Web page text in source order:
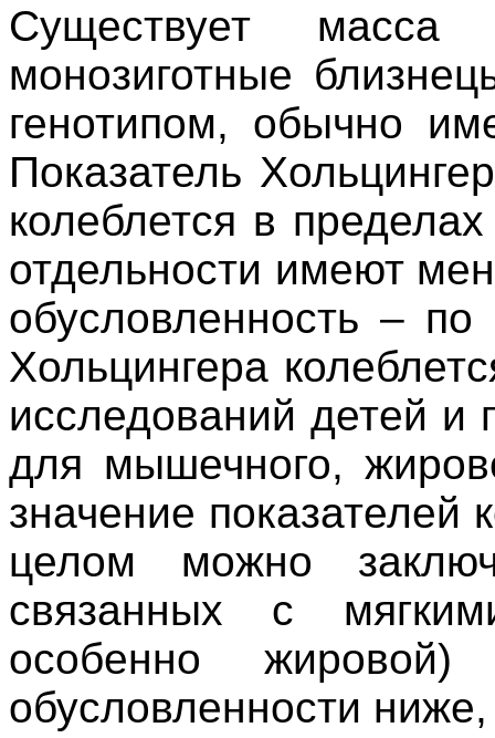
Существует
монозиготные
генотипом, обычно
Показатель
колеблется в
отдельности имеют
обусловленность –
Хольцингера
исследований детей и
для мышечного,
значение показателей
целом можно
связанных с
особенно жировой)
обусловленности